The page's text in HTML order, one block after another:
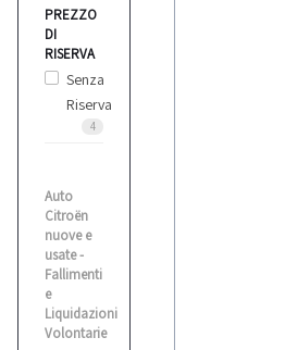
Bianco
Biesse
Bitelli
Bmw
PREZZO
DI
RISERVA
Senza
Riserva
4
Auto
Citroën
nuove e
usate -
Fallimenti
e
Liquidazioni
Volontarie